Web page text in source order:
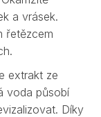
a vrásek.
řetězcem
extrakt ze
voda působí
Díky